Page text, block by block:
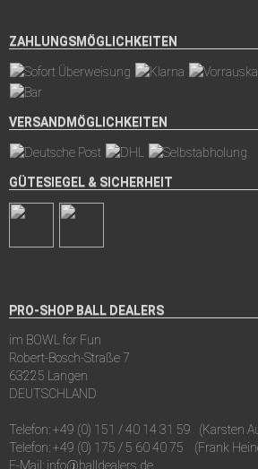
ZAHLUNGSMÖGLICHKEITEN
VERSANDMÖGLICHKEITEN
GÜTESIEGEL & SICHERHEIT
PRO-SHOP BALL DEALERS
im BOWL for Fun
Robert-Bosch-Straße 7
63225 Langen
DEUTSCHLAND
Telefon:+49 (0) 151 / 40 14 31 59
(Karsten
Telefon:+49 (0) 175 / 5 60 40 75
(Frank
E-Mail: info@balldealers.de